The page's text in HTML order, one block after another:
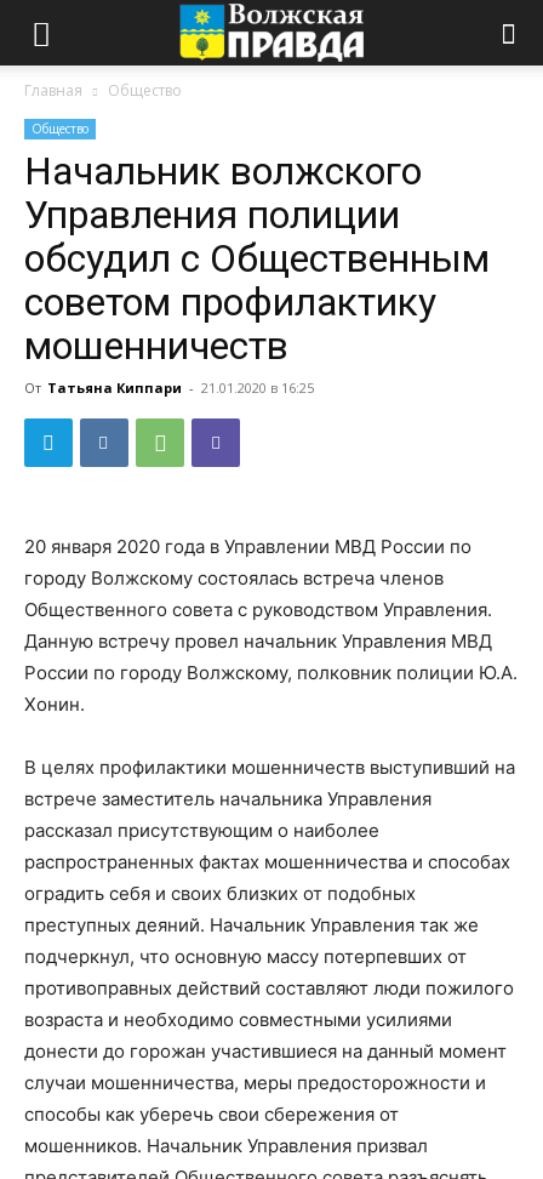
Главная Общество
Общество
Начальник волжского
Управления полиции
обсудил с Общественным
советом профилактику
мошенничеств
От Татьяна Киппари - 21.01.2020 в 16:25
20 января 2020 года в Управлении МВД России по
городу Волжскому состоялась встреча членов
Общественного совета с руководством Управления.
Данную встречу провел начальник Управления МВД
России по городу Волжскому, полковник полиции Ю.А.
Хонин.
В целях профилактики мошенничеств выступивший на
встрече заместитель начальника Управления
рассказал присутствующим о наиболее
распространенных фактах мошенничества и способах
оградить себя и своих близких от подобных
преступных деяний. Начальник Управления так же
подчеркнул, что основную массу потерпевших от
противоправных действий составляют люди пожилого
возраста и необходимо совместными усилиями
донести до горожан участившиеся на данный момент
случаи мошенничества, меры предосторожности и
способы как уберечь свои сбережения от
мошенников. Начальник Управления призвал